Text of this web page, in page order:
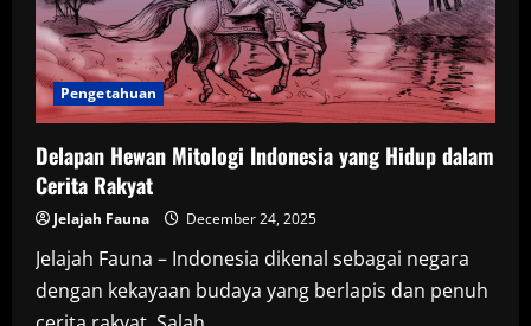
Pengetahuan
Delapan Hewan Mitologi Indonesia yang Hidup dalam
Cerita Rakyat
Jelajah Fauna December 24, 2025
Jelajah Fauna – Indonesia dikenal sebagai negara
dengan kekayaan budaya yang berlapis dan penuh